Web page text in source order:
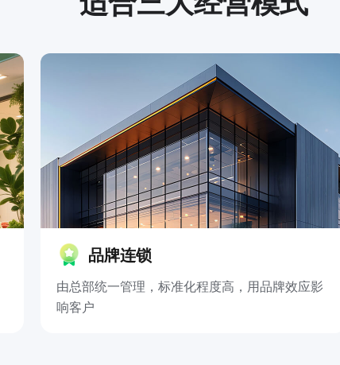
品牌连锁
由总部统一管理，标准化程度高，用品牌效应影
响客户